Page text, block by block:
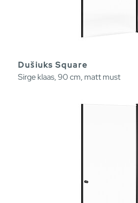
Dušiuks Square
Sirge klaas, 90 cm, matt must